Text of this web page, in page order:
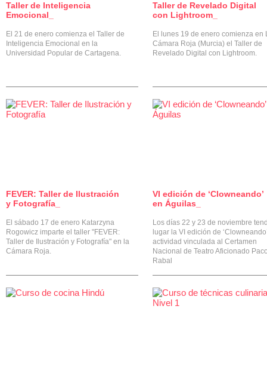
Taller de Inteligencia
Emocional_
El 21 de enero comienza el Taller de
Inteligencia Emocional en la
Universidad Popular de Cartagena.
Taller de Revelado Digital
con Lightroom_
El lunes 19 de enero comienza en
Cámara Roja (Murcia) el Taller de
Revelado Digital con Lightroom.
FEVER: Taller de Ilustración
y Fotografía_
El sábado 17 de enero Katarzyna
Rogowicz imparte el taller "FEVER:
Taller de Ilustración y Fotografía" en la
Cámara Roja.
VI edición de ‘Clowneando’
en Águilas_
Los días 22 y 23 de noviembre
lugar la VI edición de
actividad vinculada al Certamen
Nacional de Teatro Aficionado
Rabal